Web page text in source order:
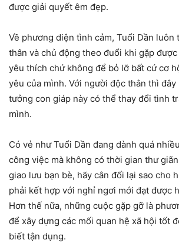
được giải quyết êm đẹp.
Về phương diện tình cảm, Tuổi Dần luôn
thân và chủ động theo đuổi khi gặp
yêu thích chứ không để bỏ lỡ bất cứ cơ
yêu của mình. Với người độc thân thì
tưởng con giáp này có thể thay đổi tình
mình.
Có vẻ như Tuổi Dần đang dành quá
công việc mà không có thời gian thư
giao lưu bạn bè, hãy cân đối lại sao cho
phải kết hợp với nghỉ ngơi mới đạt được
Hơn thế nữa, những cuộc gặp gỡ là
để xây dựng các mối quan hệ xã hội tốt
biết tận dụng.